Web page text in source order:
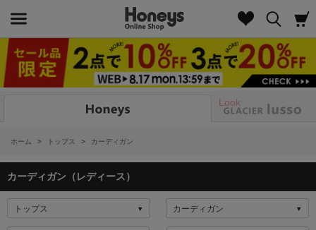
Look
ホーム > トップス > カーディガン
カーディガン（レディース）